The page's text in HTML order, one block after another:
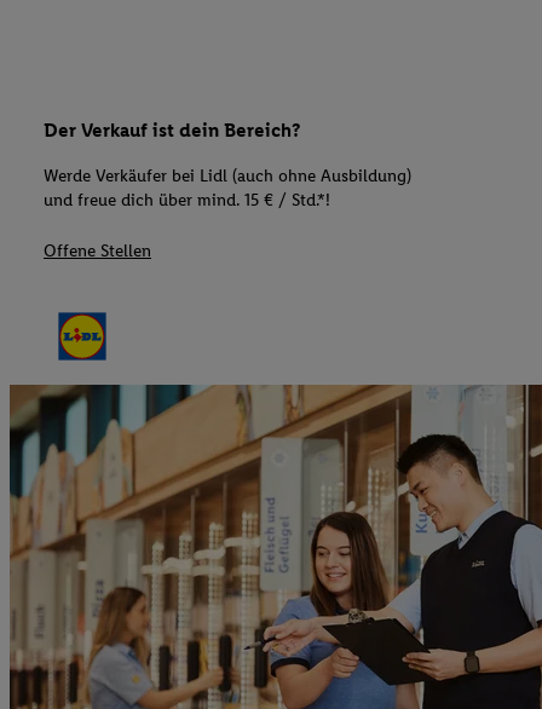
Der Verkauf ist dein Bereich?
Werde Verkäufer bei Lidl (auch ohne Ausbildung)
und freue dich über mind. 15 € / Std.*!
Offene Stellen